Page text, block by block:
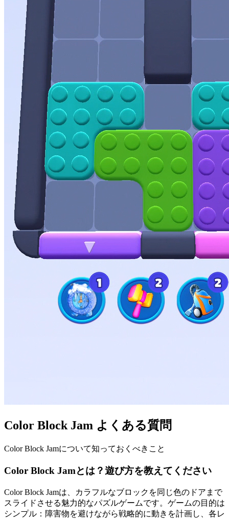
Color Block Jam よくある質問
Color Block Jamについて知っておくべきこと
Color Block Jamとは？遊び方を教えてください
Color Block Jamは、カラフルなブロックを同じ色のドアまで
スライドさせる魅力的なパズルゲームです。ゲームの目的は
シンプル：障害物を避けながら戦略的に動きを計画し、各レ